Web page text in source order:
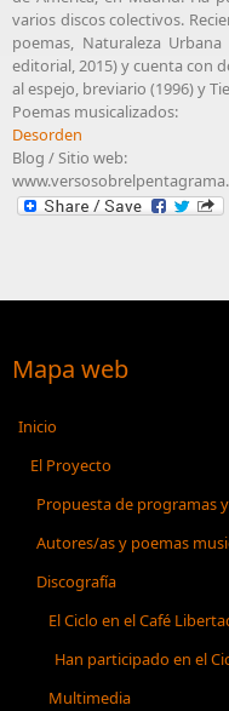
varios discos colectivos.
poemas, Naturaleza
editorial, 2015) y cuenta con
al espejo, breviario (1996) y
Poemas musicalizados:
Desorden
Blog / Sitio web:
Mapa web
Inicio
El Proyecto
Propuesta de programas
Autores/as y poemas
Discografía
El Ciclo en el Café
Han participado en el
Multimedia